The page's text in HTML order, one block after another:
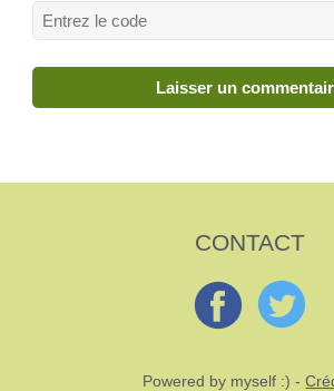
CONTACT
Powered by myself :) -